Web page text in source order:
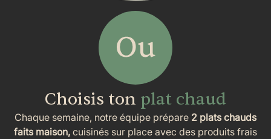
Choisis ton plat chaud
Chaque semaine, notre équipe prépare 2 plats chauds
faits maison, cuisinés sur place avec des produits frais